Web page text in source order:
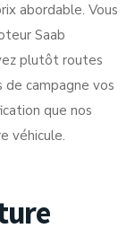
abordable. Vous
Saab
plutôt routes
campagne vos
que nos
véhicule.